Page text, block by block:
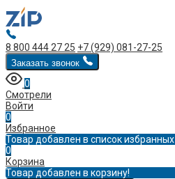
8 800 444 27 25 +7 (929) 081-27-25
Заказать звонок
0
Смотрели
Войти
0
Избранное
Товар добавлен в список избранных
0
Корзина
Товар добавлен в корзину!